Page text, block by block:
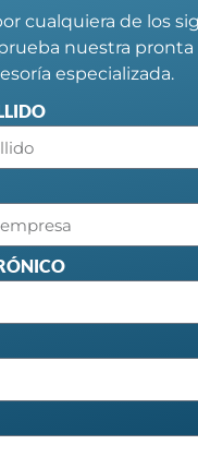
cualquiera de los
nuestra
especializada.